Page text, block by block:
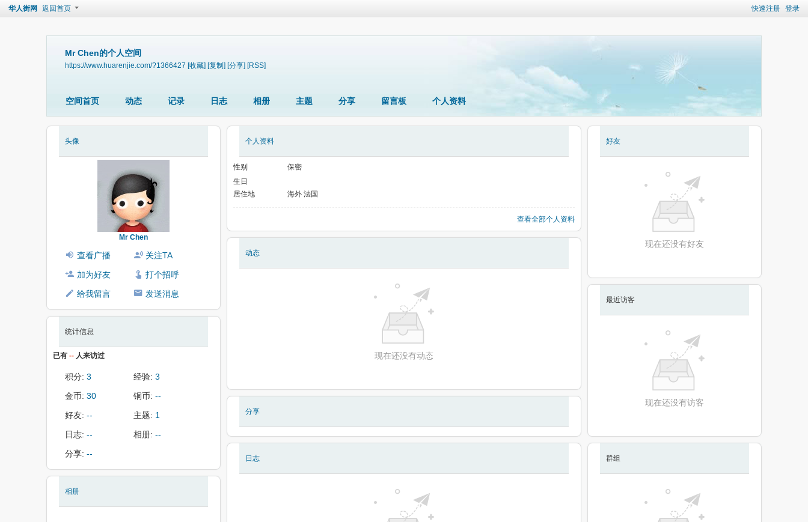
快速注册 登录
华人街网 返回首页
Mr Chen的个人空间
https://www.huarenjie.com/?1366427 [收藏] [复制] [分享] [RSS]
空间首页 动态 记录 日志 相册 主题 分享 留言板 个人资料
头像
Mr Chen
查看广播
关注TA
加为好友
打个招呼
给我留言
发送消息
统计信息
已有 -- 人来访过
积分: 3 经验: 3
金币: 30 铜币: --
好友: -- 主题: 1
日志: -- 相册: --
分享: --
相册
个人资料
性别
保密
生日
居住地
海外 法国
查看全部个人资料
动态
现在还没有动态
分享
日志
好友
现在还没有好友
最近访客
现在还没有访客
群组